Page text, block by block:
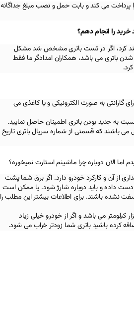
می کند و بابت حمل و نصب مبلغ جداگانه
را انجام دهم؟
کرد، اگر در تست باتری مشخص شد مشکل
باتری می باشد، همکاران امدادگر ما فقط
گارانتی به صورت الکترونیکی و یا کاغذی می
نسبت به جدید بودن باتری اطمینان حاصل نمایید.
باشند که قسمتی از شماره سریال باتری تاریخ
الان دوباره چرا ماشینم استارت نمیخوره؟
از آن و کارکرد خودرو دارد. اگر برق شما پشت
دست داده و باید دوباره شارژ شود. یا ممکن است
نشده باشند. برای اطلاعات بیشتر این مطلب را
عمر مفید یک باتری دو سال یا 40 هزار کیلومتر می باشد و اگر از خودرو خیلی زیاد
کرده باشید باتری شما زودتر خراب می شود.